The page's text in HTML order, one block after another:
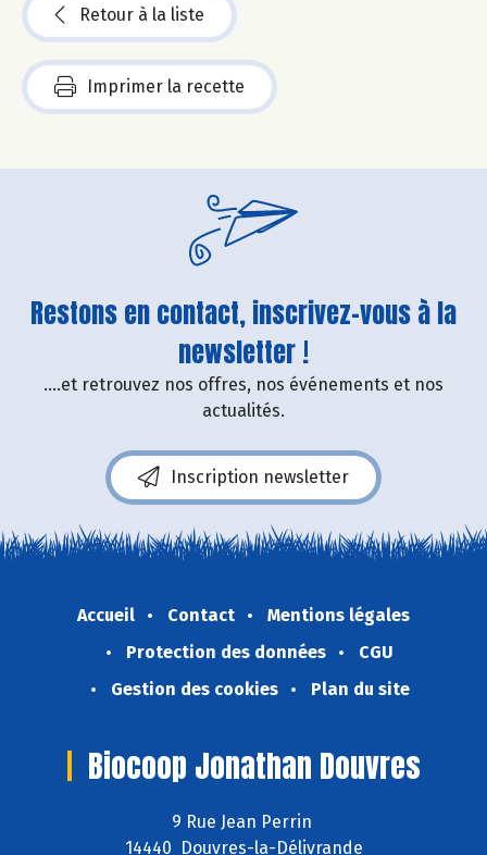
Retour à la liste
Imprimer la recette
Restons en contact, inscrivez-vous à la
newsletter !
....et retrouvez nos offres, nos événements et nos
actualités.
Inscription newsletter
Accueil Contact
Mentions légales
Protection des données
CGU
Gestion des cookies
Plan du site
Biocoop Jonathan Douvres
9 Rue Jean Perrin
14440 Douvres-la-Délivrande